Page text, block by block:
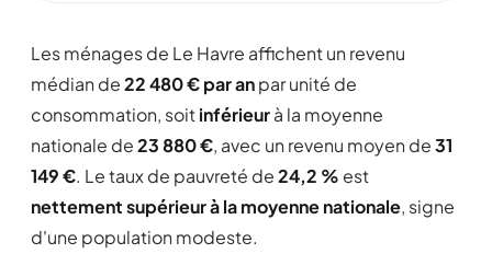
Les ménages de Le Havre affichent un revenu
médian de22 480 € par anpar unité de
consommation, soitinférieurà la moyenne
nationale de23 880 €, avec un revenu moyen de31
149 €. Le taux de pauvreté de24,2 % est
nettement supérieur à la moyenne nationale, signe
d'une population modeste.